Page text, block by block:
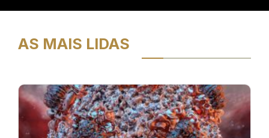
AS MAIS LIDAS